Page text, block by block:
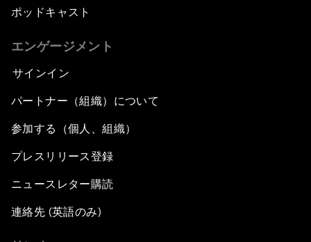
ポッドキャスト
エンゲージメント
サインイン
パートナー（組織）について
参加する（個人、組織）
プレスリリース登録
ニュースレター購読
連絡先 (英語のみ)